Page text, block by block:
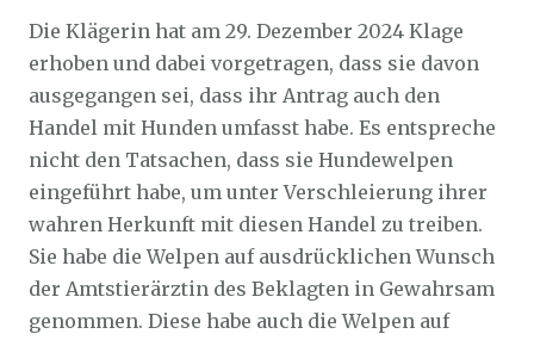
Die Klägerin hat am 29. Dezember 2024 Klage
erhoben und dabei vorgetragen, dass sie davon
ausgegangen sei, dass ihr Antrag auch den
Handel mit Hunden umfasst habe. Es entspreche
nicht den Tatsachen, dass sie Hundewelpen
eingeführt habe, um unter Verschleierung ihrer
wahren Herkunft mit diesen Handel zu treiben.
Sie habe die Welpen auf ausdrücklichen Wunsch
der Amtstierärztin des Beklagten in Gewahrsam
genommen. Diese habe auch die Welpen auf